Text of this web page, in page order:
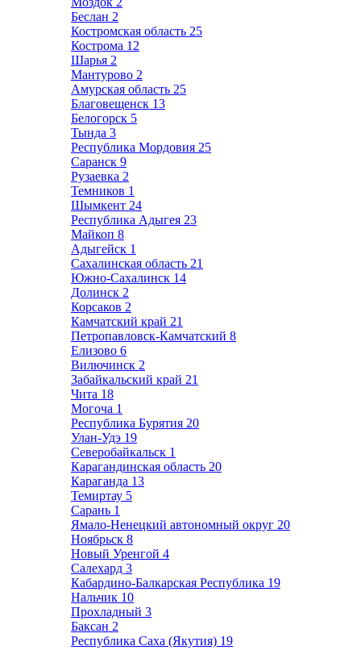
Беслан 2
Костромская область 25
Кострома 12
Шарья 2
Мантурово 2
Амурская область 25
Благовещенск 13
Белогорск 5
Тында 3
Республика Мордовия 25
Саранск 9
Рузаевка 2
Темников 1
Шымкент 24
Республика Адыгея 23
Майкоп 8
Адыгейск 1
Сахалинская область 21
Южно-Сахалинск 14
Долинск 2
Корсаков 2
Камчатский край 21
Петропавловск-Камчатский 8
Елизово 6
Вилючинск 2
Забайкальский край 21
Чита 18
Могоча 1
Республика Бурятия 20
Улан-Удэ 19
Северобайкальск 1
Карагандинская область 20
Караганда 13
Темиртау 5
Сарань 1
Ямало-Ненецкий автономный округ 20
Ноябрьск 8
Новый Уренгой 4
Салехард 3
Кабардино-Балкарская Республика 19
Нальчик 10
Прохладный 3
Баксан 2
Республика Саха (Якутия) 19